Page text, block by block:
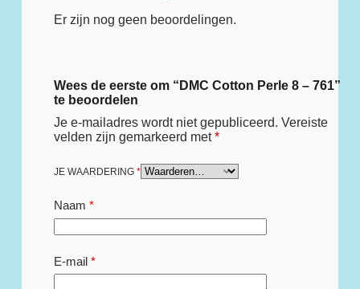
Er zijn nog geen beoordelingen.
Wees de eerste om “DMC Cotton Perle 8 – 761”
te beoordelen
Je e-mailadres wordt niet gepubliceerd. Vereiste
velden zijn gemarkeerd met*
JE WAARDERING *
Naam *
E-mail*